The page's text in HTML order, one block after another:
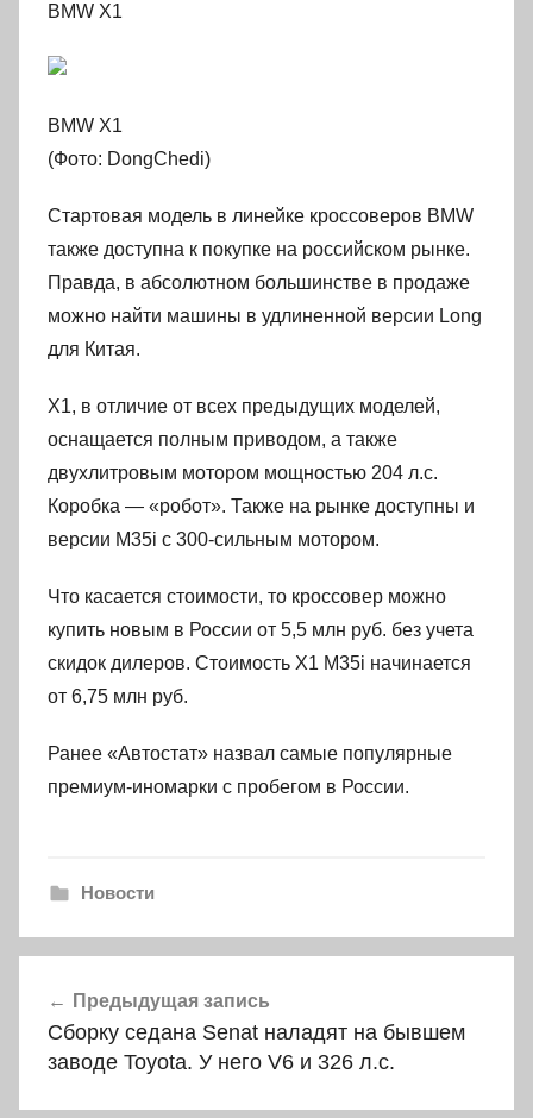
BMW X1
BMW X1
(Фото: DongChedi)
Стартовая модель в линейке кроссоверов BMW
также доступна к покупке на российском рынке.
Правда, в абсолютном большинстве в продаже
можно найти машины в удлиненной версии Long
для Китая.
X1, в отличие от всех предыдущих моделей,
оснащается полным приводом, а также
двухлитровым мотором мощностью 204 л.с.
Коробка — «робот». Также на рынке доступны и
версии M35i с 300-сильным мотором.
Что касается стоимости, то кроссовер можно
купить новым в России от 5,5 млн руб. без учета
скидок дилеров. Стоимость X1 M35i начинается
от 6,75 млн руб.
Ранее «Автостат» назвал самые популярные
премиум-иномарки с пробегом в России.
Новости
по
записям
Предыдущая запись
Сборку седана Senat наладят на бывшем
заводе Toyota. У него V6 и 326 л.с.